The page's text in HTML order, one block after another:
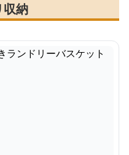
収納